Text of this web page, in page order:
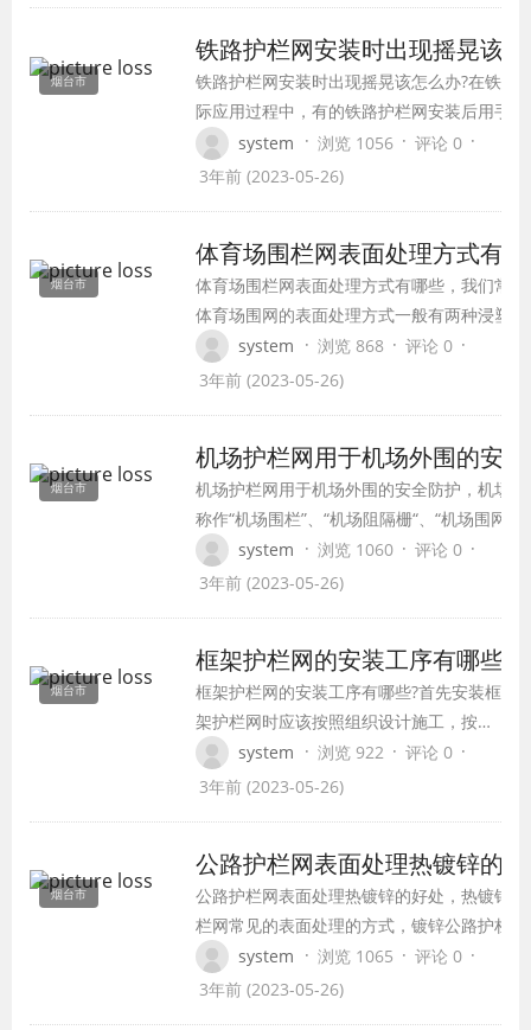
烟台市
铁路护栏网安装时出现摇晃该
铁路护栏网安装时出现摇晃该怎么办?在铁路
际应用过程中，有的铁路护栏网安装后用手
出现明显的晃动，造成铁路护栏网摇动的主
立柱底部安装不牢固;大多数铁路护栏网的安
有预埋件，这样就会铁路护栏网立柱不牢固。
system · 浏览 1056 · 评论 0 ·
3年前 (2023-05-26)
烟台市
体育场围栏网表面处理方式有
体育场围栏网表面处理方式有哪些，我们常
体育场围网的表面处理方式一般有两种浸塑
塑，那这两种模式有何不同呢?下面我们分析
一下。
system · 浏览 868 · 评论 0 ·
3年前 (2023-05-26)
烟台市
机场护栏网用于机场外围的安
机场护栏网用于机场外围的安全防护，机场
称作“机场围栏”、“机场阻隔栅“、“机场围网”
一种专门用于机场外围的安全防护运用的护
品。
system · 浏览 1060 · 评论 0 ·
3年前 (2023-05-26)
烟台市
框架护栏网的安装工序有哪些
框架护栏网的安装工序有哪些?首先安装框
架护栏网时应该按照组织设计施工，按图
纸需求及实际地势、地物的状况进行施工
放样，定出框架护栏网立柱中心线，进行
system · 浏览 922 · 评论 0 ·
3年前 (2023-05-26)
烟台市
公路护栏网表面处理热镀锌的
公路护栏网表面处理热镀锌的好处，热镀锌
栏网常见的表面处理的方式，镀锌公路护栏
哪些好处呢，下面就为大家详细的讲解一下
system · 浏览 1065 · 评论 0 ·
3年前 (2023-05-26)